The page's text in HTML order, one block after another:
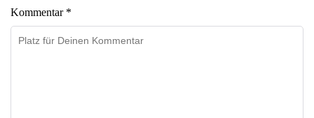
Kommentar *